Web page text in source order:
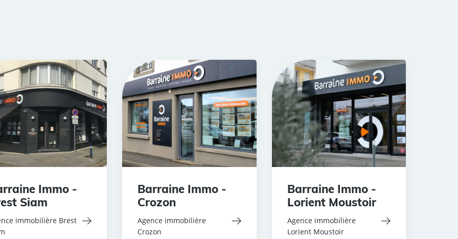
Immo -
Siam
immobilière Brest
Barraine Immo -
Crozon
Agence immobilière
Crozon
Barraine Immo -
Lorient Moustoir
Agence immobilière
Lorient Moustoir